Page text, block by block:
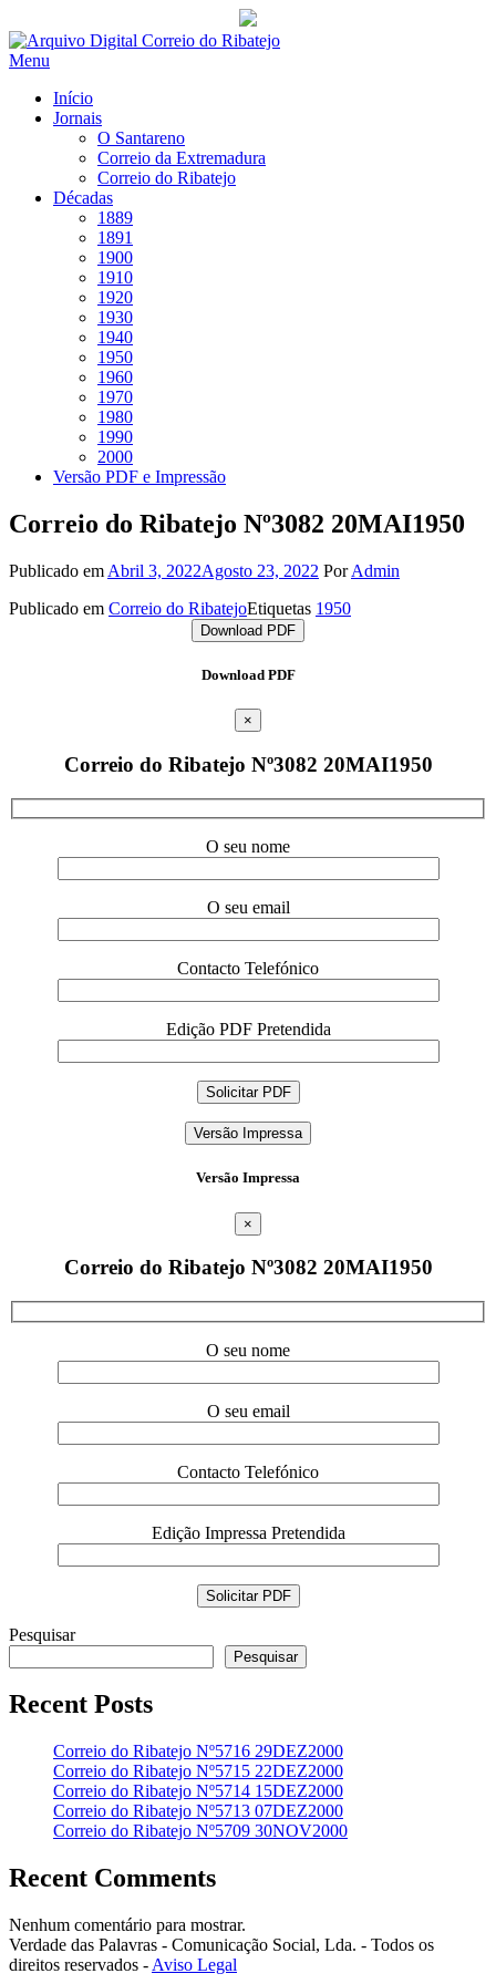
Saltar
para
Menu
Início
Jornais
O Santareno
Correio da Extremadura
Correio do Ribatejo
Décadas
1889
1891
1900
1910
1920
1930
1940
1950
1960
1970
1980
1990
2000
Versão PDF e Impressão
Correio do Ribatejo Nº3082 20MAI1950
Publicado em Abril 3, 2022Agosto 23, 2022 PorAdmin
Publicado em Correio do RibatejoEtiquetas 1950
Download PDF
Download PDF
×
Correio do Ribatejo Nº3082 20MAI1950
O seu nome
O seu email
Contacto Telefónico
Edição PDF Pretendida
Versão Impressa
Versão Impressa
×
Correio do Ribatejo Nº3082 20MAI1950
O seu nome
O seu email
Contacto Telefónico
Edição Impressa Pretendida
Pesquisar
Pesquisar
Recent Posts
Correio do Ribatejo Nº5716 29DEZ2000
Correio do Ribatejo Nº5715 22DEZ2000
Correio do Ribatejo Nº5714 15DEZ2000
Correio do Ribatejo Nº5713 07DEZ2000
Correio do Ribatejo Nº5709 30NOV2000
Recent Comments
Nenhum comentário para mostrar.
Verdade das Palavras - Comunicação Social, Lda. - Todos os
direitos reservados - Aviso Legal